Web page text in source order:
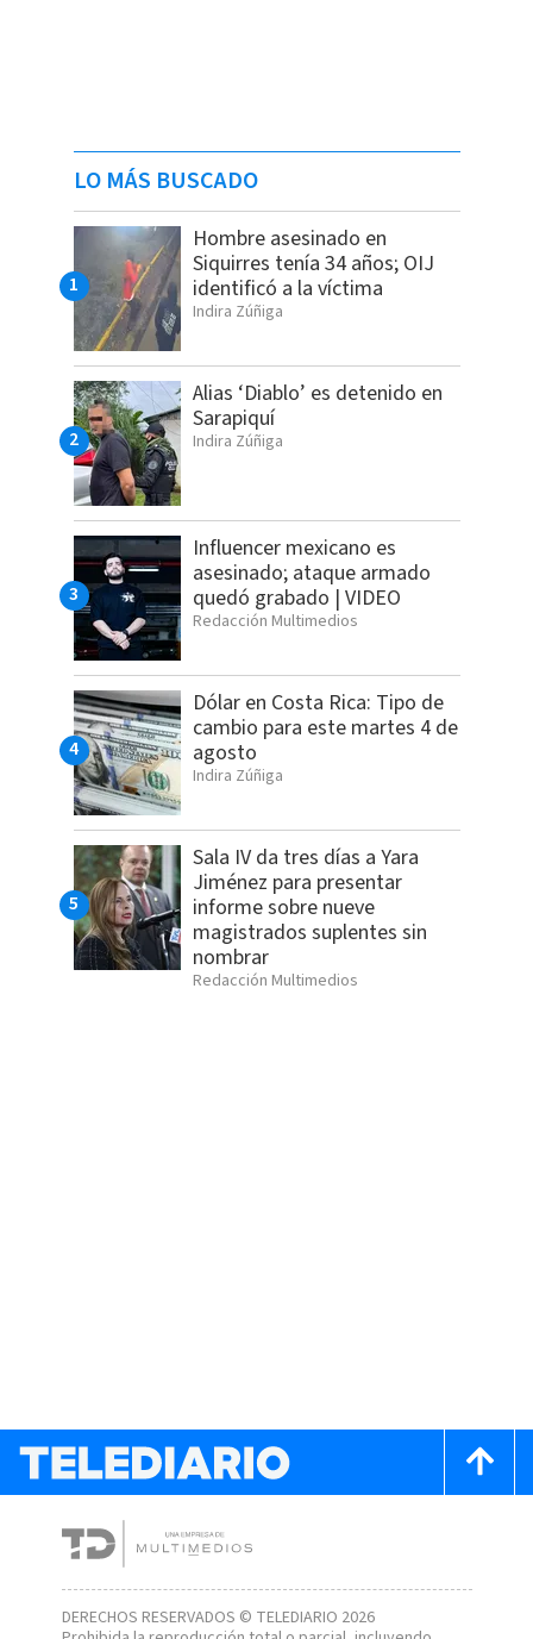
LO MÁS BUSCADO
Hombre asesinado en
Siquirres tenía 34 años; OIJ
identificó a la víctima
Indira Zúñiga
Alias ‘Diablo’ es detenido en
Sarapiquí
Indira Zúñiga
Influencer mexicano es
asesinado; ataque armado
quedó grabado | VIDEO
Redacción Multimedios
Dólar en Costa Rica: Tipo de
cambio para este martes 4 de
agosto
Indira Zúñiga
Sala IV da tres días a Yara
Jiménez para presentar
informe sobre nueve
magistrados suplentes sin
nombrar
Redacción Multimedios
DERECHOS RESERVADOS © TELEDIARIO 2026